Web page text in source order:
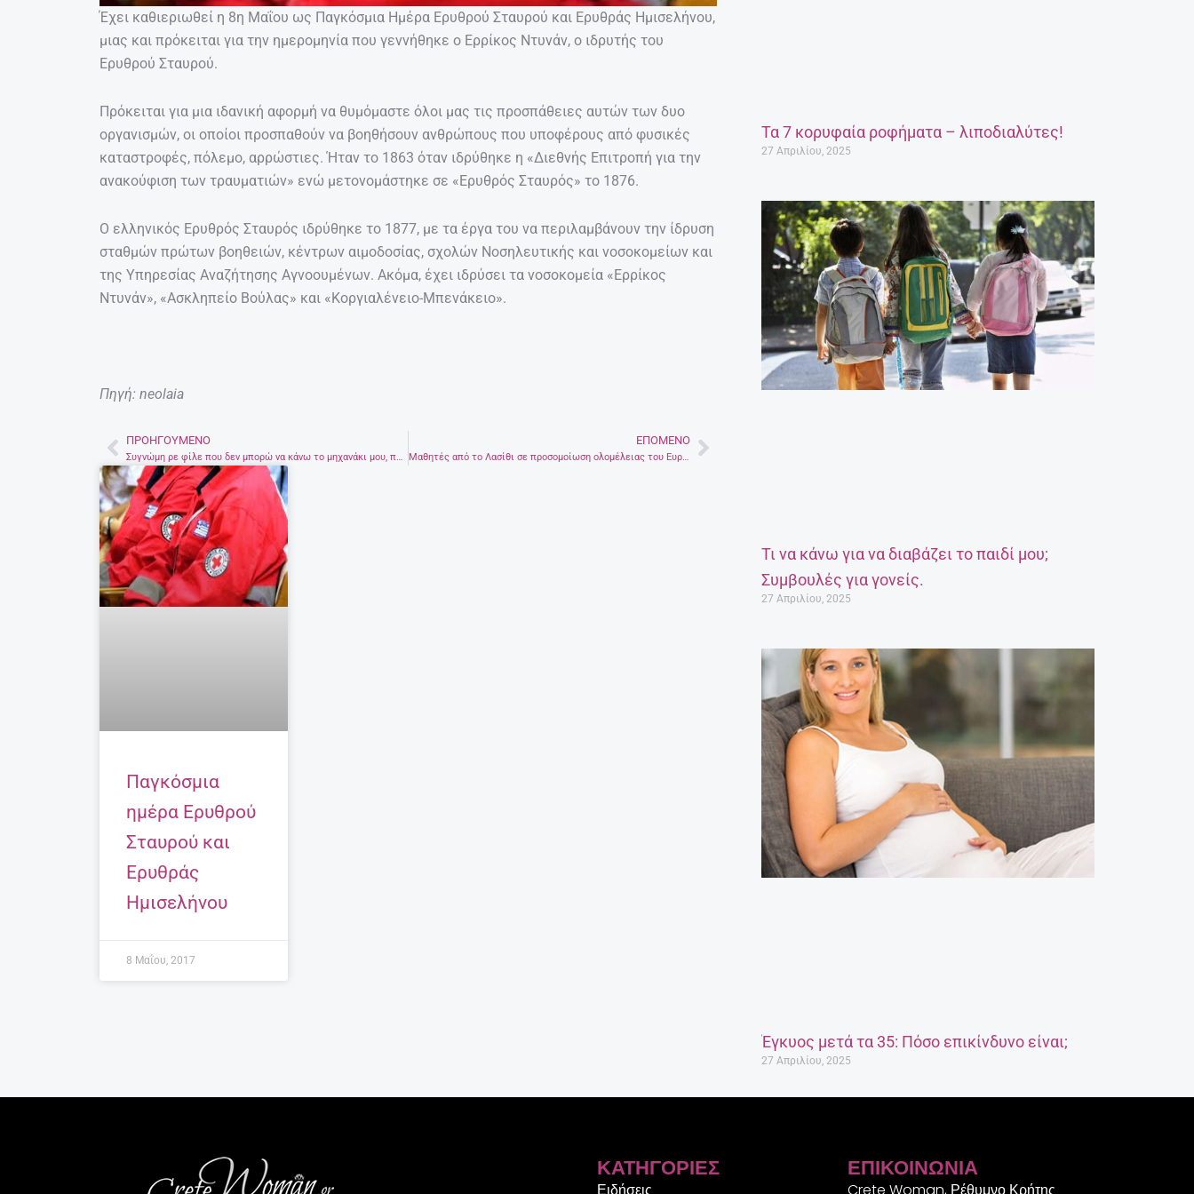
Έχει καθιεριωθεί η 8η Μαΐου ως Παγκόσμια Ημέρα Ερυθρού Σταυρού και Ερυθράς Ημισελήνου,
μιας και πρόκειται για την ημερομηνία που γεννήθηκε ο Ερρίκος Ντυνάν, ο ιδρυτής του
Ερυθρού Σταυρού.
Πρόκειται για μια ιδανική αφορμή να θυμόμαστε όλοι μας τις προσπάθειες αυτών των δυο
οργανισμών, οι οποίοι προσπαθούν να βοηθήσουν ανθρώπους που υποφέρους από φυσικές
καταστροφές, πόλεμο, αρρώστιες. Ήταν το 1863 όταν ιδρύθηκε η «Διεθνής Επιτροπή για την
ανακούφιση των τραυματιών» ενώ μετονομάστηκε σε «Ερυθρός Σταυρός» το 1876.
Ο ελληνικός Ερυθρός Σταυρός ιδρύθηκε το 1877, με τα έργα του να περιλαμβάνουν την ίδρυση
σταθμών πρώτων βοηθειών, κέντρων αιμοδοσίας, σχολών Νοσηλευτικής και νοσοκομείων και
της Υπηρεσίας Αναζήτησης Αγνοουμένων. Ακόμα, έχει ιδρύσει τα νοσοκομεία «Ερρίκος
Ντυνάν», «Ασκληπείο Βούλας» και «Κοργιαλένειο-Μπενάκειο».
Πηγή: neolaia
Prev
ΠΡΟΗΓΟΎΜΕΝΟ
Συγνώμη ρε φίλε που δεν μπορώ να κάνω το μηχανάκι μου, πύραυλο
ΕΠΌΜΕΝΟ
Μαθητές από το Λασίθι σε προσομοίωση ολομέλειας του Ευρωπαϊκού ΚοινοβουλίουNext
Παγκόσμια
ημέρα Ερυθρού
Σταυρού και
Ερυθράς
Ημισελήνου
8 Μαΐου, 2017
Τα 7 κορυφαία ροφήματα – λιποδιαλύτες!
27 Απριλίου, 2025
Τι να κάνω για να διαβάζει το παιδί μου;
Συμβουλές για γονείς.
27 Απριλίου, 2025
Έγκυος μετά τα 35: Πόσο επικίνδυνο είναι;
27 Απριλίου, 2025
ΚΑΤΗΓΟΡΊΕΣ ΕΠΙΚΟΙΝΩΝΊΑ